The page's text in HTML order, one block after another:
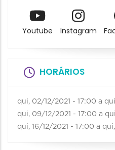
Youtube Instagram
HORÁRIOS
qui, 02/12/2021 - 17:00 a
qui, 09/12/2021 - 17:00 a
qui, 16/12/2021 - 17:00 a